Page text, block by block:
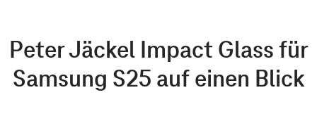
Peter Jäckel Impact Glass für
Samsung S25 auf einen Blick